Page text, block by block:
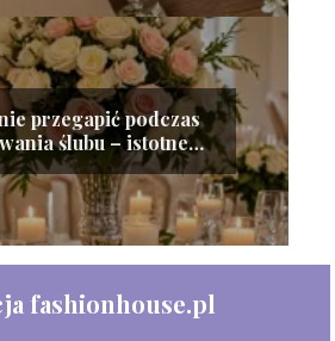
przegapić podczas
ślubu – istotne
gwarantujące
dzień
fashionhouse.pl